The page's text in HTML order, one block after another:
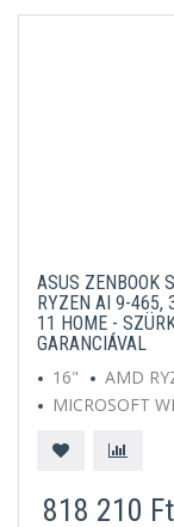
ASUS ZENBOOK
RYZEN AI 9-465,
11 HOME -
GARANCIÁVAL
16"
AMD
MICROSOFT
818 210 Ft